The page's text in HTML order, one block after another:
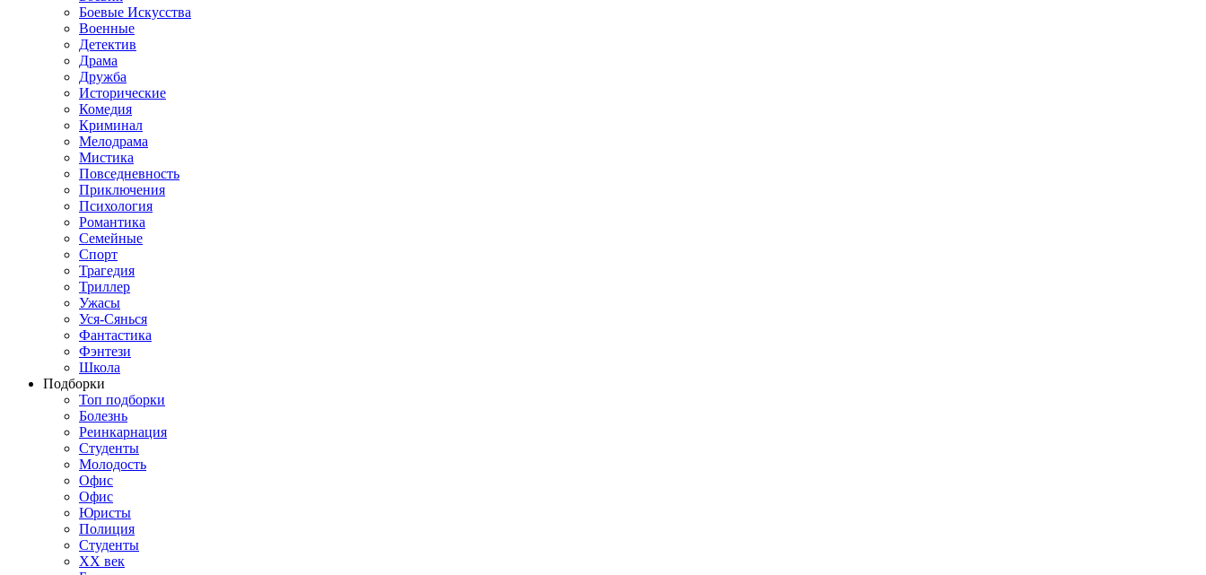
Боевые Искусства
Военные
Детектив
Драма
Дружба
Исторические
Комедия
Криминал
Мелодрама
Мистика
Повседневность
Приключения
Психология
Романтика
Семейные
Спорт
Трагедия
Триллер
Ужасы
Уся-Сянься
Фантастика
Фэнтези
Школа
Подборки
Топ подборки
Болезнь
Реинкарнация
Студенты
Молодость
Офис
Офис
Юристы
Полиция
Студенты
ХХ век